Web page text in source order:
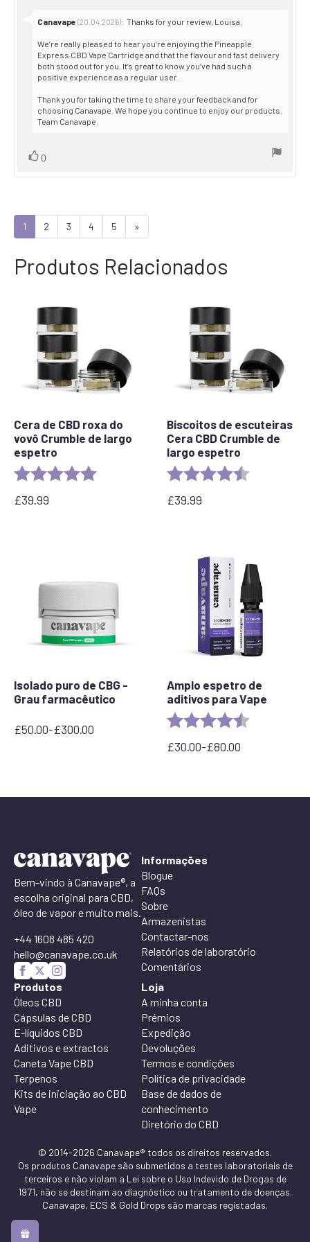
Reply
Canavape (20.04.2026): Thanks for your review, Louisa.
We’re really pleased to hear you’re enjoying the Pineapple
Express CBD Vape Cartridge and that the flavour and fast delivery
both stood out for you. It’s great to know you’ve had such a
positive experience as a regular user.
Thank you for taking the time to share your feedback and for
choosing Canavape. We hope you continue to enjoy our products.
Team Canavape.
Vote
0
1 2 3 4 5 »
Produtos Relacionados
Cera de CBD roxa do
vovô Crumble de largo
espetro
Rating: 5.0 out of 5 stars
£39.99
Biscoitos de escuteiras
Cera CBD Crumble de
largo espetro
Rating: 4.6 out of 5
£39.99
Isolado puro de CBG -
Grau farmacêutico
£50.00-£300.00
Gama
Amplo espetro de
aditivos para Vape
Rating: 4.8 out of 5
£30.00-£80.00
Faixa
£30,00
Bem-vindo à Canavape®, a
escolha original para CBD,
óleo de vapor e muito mais.
+44 1608 485 420
hello@canavape.co.uk
Informações
Blogue
FAQs
Sobre
Armazenistas
Contactar-nos
Relatórios de laboratório
Comentários
Produtos
Óleos CBD
Cápsulas de CBD
E-líquidos CBD
Aditivos e extractos
Caneta Vape CBD
Terpenos
Kits de iniciação ao CBD
Vape
Loja
A minha conta
Prémios
Expedição
Devoluções
Termos e condições
Política de privacidade
Base de dados de
conhecimento
Diretório do CBD
© 2014-2026 Canavape® todos os direitos reservados.
Os produtos Canavape são submetidos a testes laboratoriais de
terceiros e não violam a Lei sobre o Uso Indevido de Drogas de
1971, não se destinam ao diagnóstico ou tratamento de doenças.
Canavape, ECS & Gold Drops são marcas registadas.